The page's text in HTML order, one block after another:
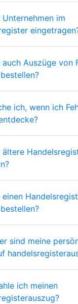
Unternehmen im
auch Auszüge von
ich, wenn ich
ältere
einen
sind meine
ich meinen